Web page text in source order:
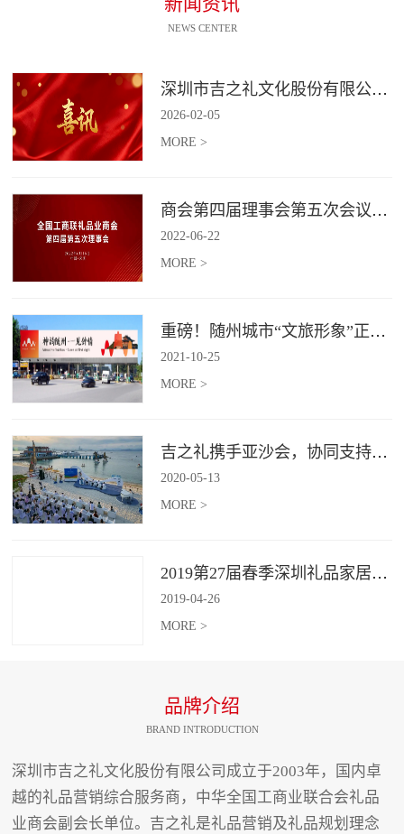
NEWS CENTER
深圳市吉之礼文化股份有限公司荣获“国家高新技术企业”认定
2026-02-05
MORE >
商会第四届理事会第五次会议召开
2022-06-22
MORE >
重磅！随州城市“文旅形象”正式发布！
2021-10-25
MORE >
吉之礼携手亚沙会，协同支持、共襄盛举
2020-05-13
MORE >
2019第27届春季深圳礼品家居展开幕 引领礼赠行业新动向
2019-04-26
MORE >
品牌介绍
BRAND INTRODUCTION
深圳市吉之礼文化股份有限公司成立于2003年，国内卓
越的礼品营销综合服务商，中华全国工商业联合会礼品
业商会副会长单位。吉之礼是礼品营销及礼品规划理念